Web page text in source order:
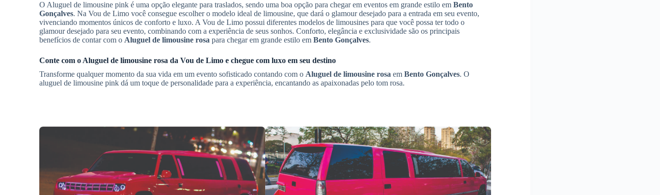
O Aluguel de limousine pink é uma opção elegante para traslados, sendo uma boa opção para chegar em eventos em grande estilo em Bento
Gonçalves. Na Vou de Limo você consegue escolher o modelo ideal de limousine, que dará o glamour desejado para a entrada em seu evento,
vivenciando momentos únicos de conforto e luxo. A Vou de Limo possui diferentes modelos de limousines para que você possa ter todo o
glamour desejado para seu evento, combinando com a experiência de seus sonhos. Conforto, elegância e exclusividade são os principais
benefícios de contar com o Aluguel de limousine rosa para chegar em grande estilo em Bento Gonçalves.
Conte com o Aluguel de limousine rosa da Vou de Limo e chegue com luxo em seu destino
Transforme qualquer momento da sua vida em um evento sofisticado contando com o Aluguel de limousine rosa em Bento Gonçalves. O
aluguel de limousine pink dá um toque de personalidade para a experiência, encantando as apaixonadas pelo tom rosa.